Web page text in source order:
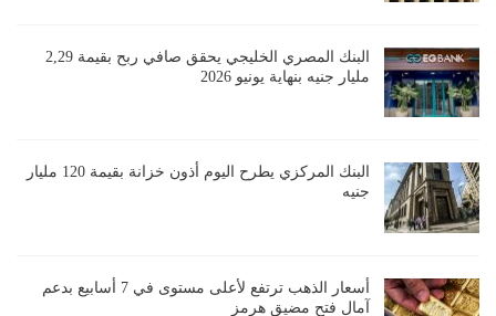
البنك المصري الخليجي يحقق صافي ربح بقيمة 2,29
مليار جنيه بنهاية يونيو 2026
البنك المركزي يطرح اليوم أذون خزانة بقيمة 120 مليار
جنيه
أسعار الذهب ترتفع لأعلى مستوى في 7 أسابيع بدعم
آمال فتح مضيق هرمز